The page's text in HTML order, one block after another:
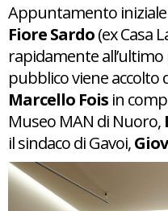
Appuntamento iniziale
Fiore Sardo(ex Casa
rapidamente
pubblico viene accolto
Marcello Fois in
Museo MAN di Nuoro,
il sindaco di Gavoi,